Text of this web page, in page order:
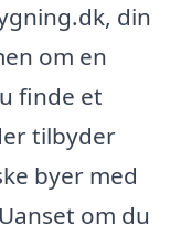
din
om en
finde et
tilbyder
byer med
om du